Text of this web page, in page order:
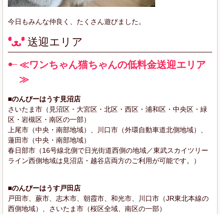
今日もみんな仲良く、たくさん遊びました。
送迎エリア
≪ワンちゃん猫ちゃんの低料金送迎エリア
≫
■のんびーはうす見沼店
さいたま市（見沼区・大宮区・北区・西区・浦和区・中央区・緑
区・岩槻区・南区の一部）
上尾市（中央・南部地域）、川口市（外環自動車道北側地域）、
蓮田市（中央・南部地域）
春日部市（16号線北側で日光街道西側の地域／東武スカイツリー
ライン西側地域は見沼店・越谷店両方のご利用が可能です。）
■のんびーはうす戸田店
戸田市、蕨市、志木市、朝霞市、和光市、川口市（JR東北本線の
西側地域）、さいたま市（桜区全域、南区の一部）